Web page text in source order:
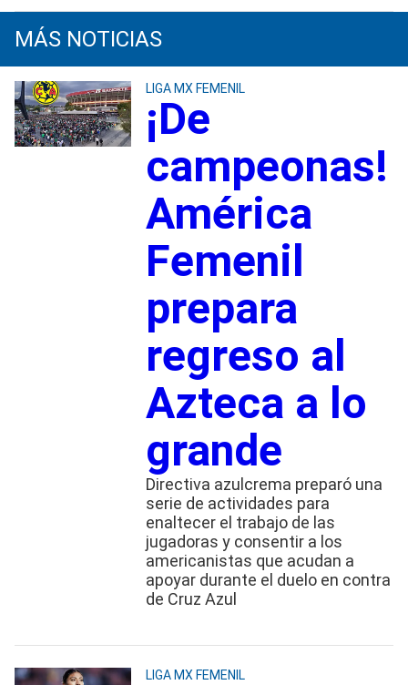
MÁS NOTICIAS
LIGA MX FEMENIL
¡De
campeonas!
América
Femenil
prepara
regreso al
Azteca a lo
grande
Directiva azulcrema preparó una
serie de actividades para
enaltecer el trabajo de las
jugadoras y consentir a los
americanistas que acudan a
apoyar durante el duelo en contra
de Cruz Azul
LIGA MX FEMENIL